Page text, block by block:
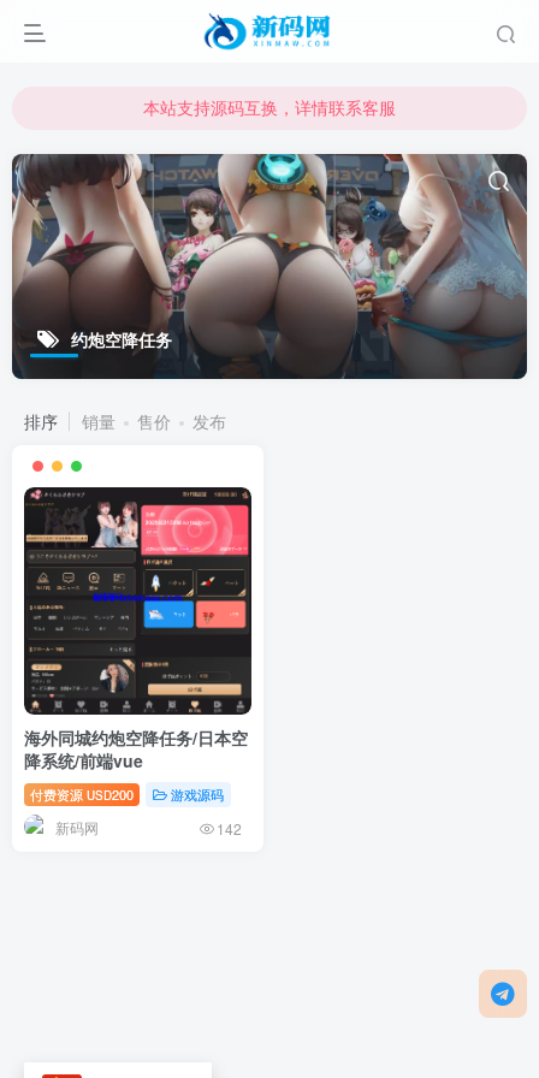
本站支持源码互换，详情联系客服
本站支持源码互换，详情联系客服
约炮空降任务
排序 销量 售价 发布
海外同城约炮空降任务/日本空
降系统/前端vue
付费资源 USD200 游戏源码
新码网 142